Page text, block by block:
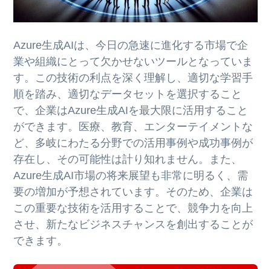
Azure生成AIは、今日の急速に進化する市場で企
業や組織にとって欠かせないツールとなっていま
す。この技術の利点を深く理解し、適切な学習手
順を踏み、適切なデータセットを選択すること
で、企業はAzure生成AIを最大限に活用すること
ができます。医療、教育、エンターテイメントな
ど、多岐にわたる分野での活用事例や成功事例が
存在し、その可能性は計り知れません。また、
Azure生成AI市場の将来展望も非常に明るく、需
要の増加が予想されています。そのため、企業は
この重要な技術を活用することで、競争力を向上
させ、新たなビジネスチャンスを創出することが
できます。